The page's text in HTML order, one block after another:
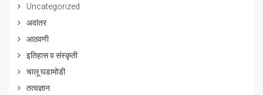
Uncategorized
अवांतर
आठवणी
इतिहास व संस्कृती
चालू घडामोडी
तत्वज्ञान